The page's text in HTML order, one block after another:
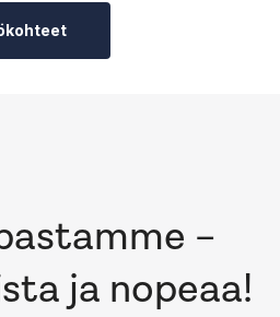
–
ja nopeaa!